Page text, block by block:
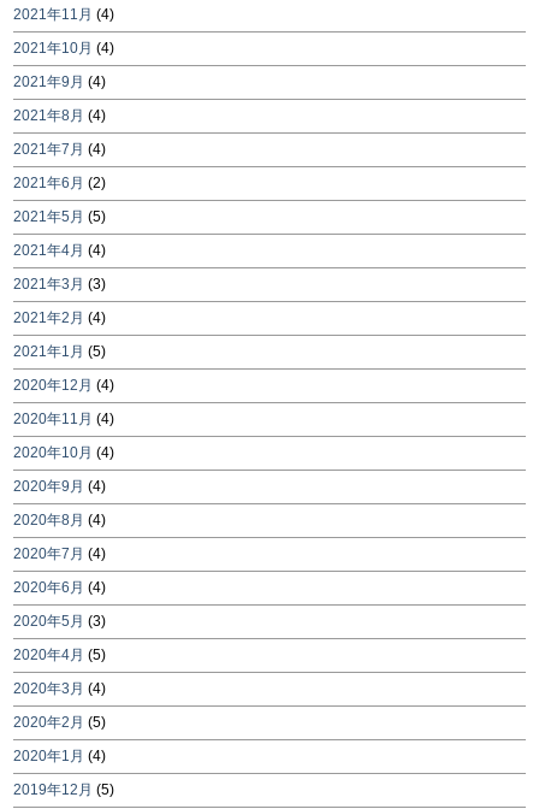
2021年11月 (4)
2021年10月 (4)
2021年9月 (4)
2021年8月 (4)
2021年7月 (4)
2021年6月 (2)
2021年5月 (5)
2021年4月 (4)
2021年3月 (3)
2021年2月 (4)
2021年1月 (5)
2020年12月 (4)
2020年11月 (4)
2020年10月 (4)
2020年9月 (4)
2020年8月 (4)
2020年7月 (4)
2020年6月 (4)
2020年5月 (3)
2020年4月 (5)
2020年3月 (4)
2020年2月 (5)
2020年1月 (4)
2019年12月 (5)